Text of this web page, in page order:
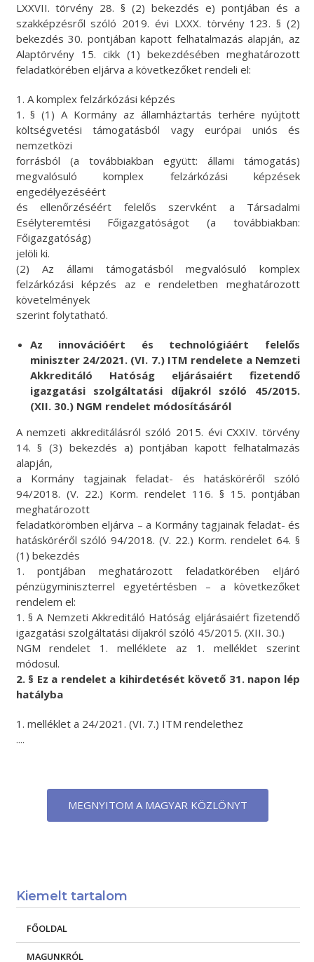
LXXVII. törvény 28. § (2) bekezdés e) pontjában és a
szakképzésről szóló 2019. évi LXXX. törvény 123. § (2)
bekezdés 30. pontjában kapott felhatalmazás alapján, az
Alaptörvény 15. cikk (1) bekezdésében meghatározott
feladatkörében eljárva a következőket rendeli el:
1. A komplex felzárkózási képzés
1. § (1) A Kormány az államháztartás terhére nyújtott
költségvetési támogatásból vagy európai uniós és
nemzetközi
forrásból (a továbbiakban együtt: állami támogatás)
megvalósuló komplex felzárkózási képzések
engedélyezéséért
és ellenőrzéséért felelős szervként a Társadalmi
Esélyteremtési Főigazgatóságot (a továbbiakban:
Főigazgatóság)
jelöli ki.
(2) Az állami támogatásból megvalósuló komplex
felzárkózási képzés az e rendeletben meghatározott
követelmények
szerint folytatható.
Az innovációért és technológiáért felelős
miniszter 24/2021. (VI. 7.) ITM rendelete a Nemzeti
Akkreditáló Hatóság eljárásaiért fizetendő
igazgatási szolgáltatási díjakról szóló 45/2015.
(XII. 30.) NGM rendelet módosításáról
A nemzeti akkreditálásról szóló 2015. évi CXXIV. törvény
14. § (3) bekezdés a) pontjában kapott felhatalmazás
alapján,
a Kormány tagjainak feladat- és hatásköréről szóló
94/2018. (V. 22.) Korm. rendelet 116. § 15. pontjában
meghatározott
feladatkörömben eljárva – a Kormány tagjainak feladat- és
hatásköréről szóló 94/2018. (V. 22.) Korm. rendelet 64. §
(1) bekezdés
1. pontjában meghatározott feladatkörében eljáró
pénzügyminiszterrel egyetértésben – a következőket
rendelem el:
1. § A Nemzeti Akkreditáló Hatóság eljárásaiért fizetendő
igazgatási szolgáltatási díjakról szóló 45/2015. (XII. 30.)
NGM rendelet 1. melléklete az 1. melléklet szerint
módosul.
2. § Ez a rendelet a kihirdetését követő 31. napon lép
hatályba
1. melléklet a 24/2021. (VI. 7.) ITM rendelethez
....
MEGNYITOM A MAGYAR KÖZLÖNYT
Kiemelt tartalom
FŐOLDAL
MAGUNKRÓL